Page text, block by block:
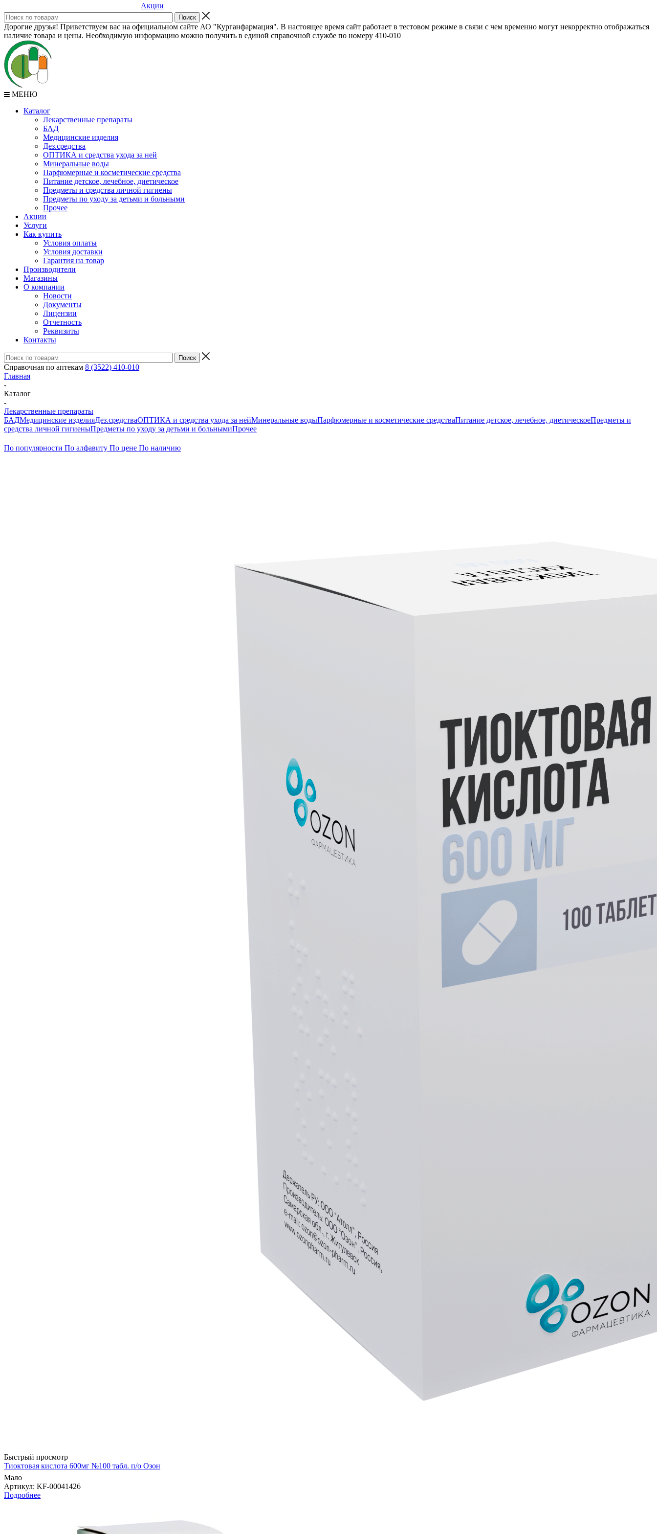
Акции
Дорогие друзья! Приветствуем вас на официальном сайте АО "Курганфармация". В настоящее время сайт работает в тестовом режиме в связи с чем временно могут некорректно отображаться
наличие товара и цены. Необходимую информацию можно получить в единой справочной службе по номеру 410-010
МЕНЮ
Каталог
Лекарственные препараты
БАД
Медицинские изделия
Дез.средства
ОПТИКА и средства ухода за ней
Минеральные воды
Парфюмерные и косметические средства
Питание детское, лечебное, диетическое
Предметы и средства личной гигиены
Предметы по уходу за детьми и больными
Прочее
Акции
Услуги
Как купить
Условия оплаты
Условия доставки
Гарантия на товар
Производители
Магазины
О компании
Новости
Документы
Лицензии
Отчетность
Реквизиты
Контакты
Справочная по аптекам 8 (3522) 410-010
Главная
-
Каталог
-
Лекарственные препараты
БАДМедицинские изделияДез.средстваОПТИКА и средства ухода за нейМинеральные водыПарфюмерные и косметические средстваПитание детское, лечебное, диетическоеПредметы и
средства личной гигиеныПредметы по уходу за детьми и больнымиПрочее
По популярности По алфавиту По цене По наличию
Быстрый просмотр
Тиоктовая кислота 600мг №100 табл. п/о Озон
Мало
Артикул: KF-00041426
Подробнее